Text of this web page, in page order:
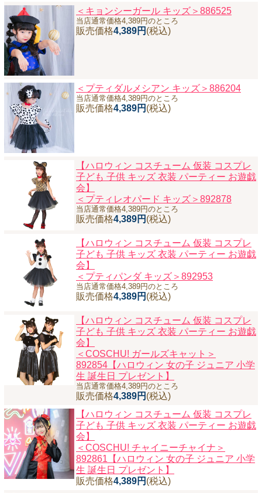
＜キョンシーガール キッズ＞886525
当店通常価格4,389円のところ
販売価格4,389円 (税込)
＜プティダルメシアン キッズ＞886204
当店通常価格4,389円のところ
販売価格4,389円 (税込)
【ハロウィン コスチューム 仮装 コスプレ
子ども 子供 キッズ 衣装 パーティー お遊戯
会】
＜プティレオパード キッズ＞892878
当店通常価格4,389円のところ
販売価格4,389円 (税込)
【ハロウィン コスチューム 仮装 コスプレ
子ども 子供 キッズ 衣装 パーティー お遊戯
会】
＜プティパンダ キッズ＞892953
当店通常価格4,389円のところ
販売価格4,389円 (税込)
【ハロウィン コスチューム 仮装 コスプレ
子ども 子供 キッズ 衣装 パーティー お遊戯
会】
＜COSCHU! ガールズキャット＞
892854【ハロウィン 女の子 ジュニア 小学
生 誕生日 プレゼント】
当店通常価格4,389円のところ
販売価格4,389円 (税込)
【ハロウィン コスチューム 仮装 コスプレ
子ども 子供 キッズ 衣装 パーティー お遊戯
会】
＜COSCHU! チャイニーチャイナ＞
892861【ハロウィン 女の子 ジュニア 小学
生 誕生日 プレゼント】
販売価格4,389円 (税込)